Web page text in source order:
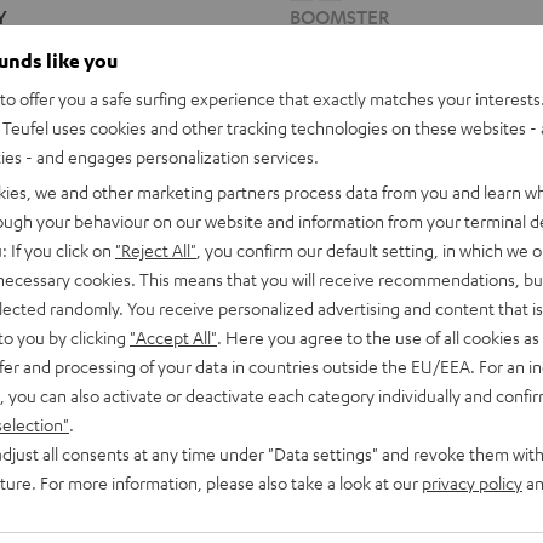
und bester Raumklang
Preis
NightSand
BOOMSTER
369,99€
like you
offer you a safe surfing experience that exactly matches your
uses cookies and other tracking technologies on these websites -
- and engages personalization services.
we and other marketing partners process data from you and learn
your behaviour on our website and information from your terminal
If you click on "Reject All" , you confirm our default setting, in which we
cookies. This means that you will receive recommendations,
randomly. You receive personalized advertising and content that
you by clicking "Accept All" . Here you agree to the use of all cookies
and processing of your data in countries outside the EU/EEA. For an
you can also activate or deactivate each category individually and
all consents at any time under "Data settings" and revoke them
For more information, please also take a look at our privacy policy